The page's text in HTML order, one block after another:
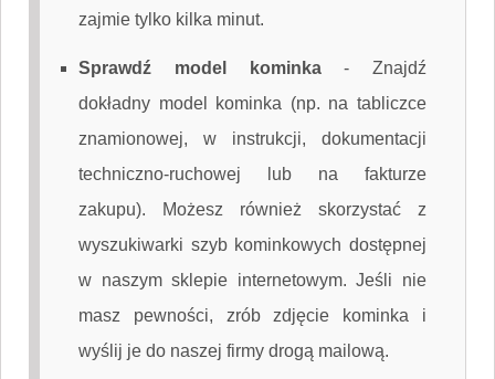
zajmie tylko kilka minut.
Sprawdź model kominka- Znajdź
dokładny model kominka (np. na tabliczce
znamionowej, w instrukcji, dokumentacji
techniczno-ruchowej lub na fakturze
zakupu). Możesz również skorzystać z
wyszukiwarki szyb kominkowych dostępnej
w naszym sklepie internetowym. Jeśli nie
masz pewności, zrób zdjęcie kominka i
wyślij je do naszej firmy drogą mailową.